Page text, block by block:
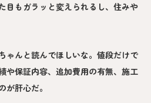
目もガラッと変えられるし、住みや
ゃんと読んでほしいな。値段だけで
や保証内容、追加費用の有無、施工
肝心だ。